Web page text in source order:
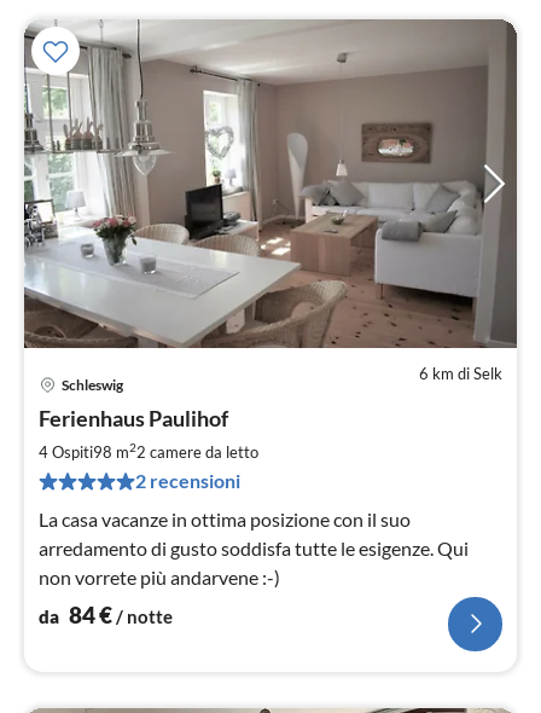
6 km di Selk
Schleswig
Ferienhaus Paulihof
4 Ospiti98 m22 camere da letto
2 recensioni
La casa vacanze in ottima posizione con il suo
arredamento di gusto soddisfa tutte le esigenze. Qui
non vorrete più andarvene :-)
da 84€/ notte